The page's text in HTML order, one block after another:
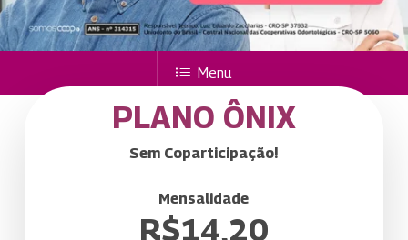
Menu
PLANO ÔNIX
Sem Coparticipação!
Mensalidade
R$14,20